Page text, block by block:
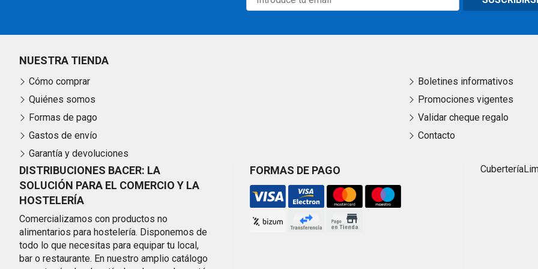
DISTRIBUCIONES BACER: LA
SOLUCIÓN PARA EL COMERCIO Y LA
HOSTELERÍA
Comercializamos con productos no
alimentarios para hostelería. Disponemos de
todo lo que necesitas para equipar tu local,
bar o restaurante. En nuestro amplio catálogo
FORMAS DE PAGO
NUESTRA TIENDA
Cómo comprar
Quiénes somos
Formas de pago
Gastos de envío
Garantía y devoluciones
Boletines informativos
Promociones vigentes
Validar cheque regalo
Contacto
Cubertería